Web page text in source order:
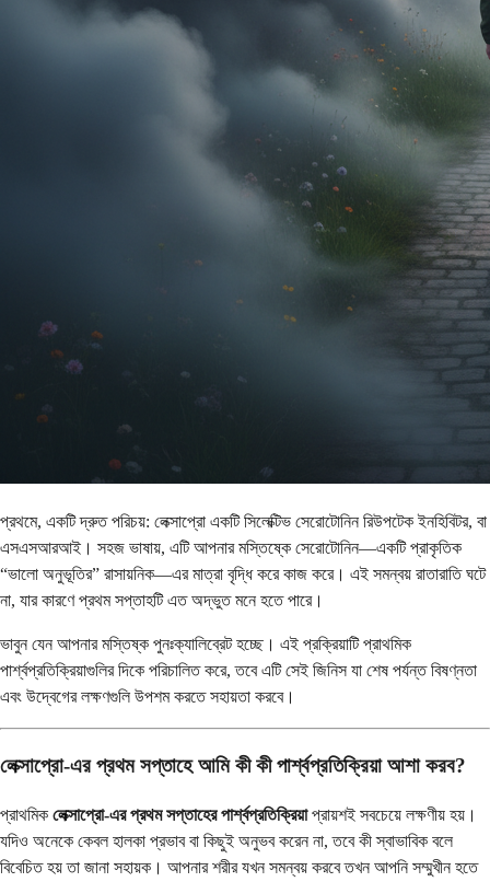
প্রথমে, একটি দ্রুত পরিচয়: লেক্সাপ্রো একটি সিলেক্টিভ সেরোটোনিন রিউপটেক ইনহিবিটর, বা
এসএসআরআই। সহজ ভাষায়, এটি আপনার মস্তিষ্কে সেরোটোনিন—একটি প্রাকৃতিক
“ভালো অনুভূতির” রাসায়নিক—এর মাত্রা বৃদ্ধি করে কাজ করে। এই সমন্বয় রাতারাতি ঘটে
না, যার কারণে প্রথম সপ্তাহটি এত অদ্ভুত মনে হতে পারে।
ভাবুন যেন আপনার মস্তিষ্ক পুনঃক্যালিব্রেট হচ্ছে। এই প্রক্রিয়াটি প্রাথমিক
পার্শ্বপ্রতিক্রিয়াগুলির দিকে পরিচালিত করে, তবে এটি সেই জিনিস যা শেষ পর্যন্ত বিষণ্নতা
এবং উদ্বেগের লক্ষণগুলি উপশম করতে সহায়তা করবে।
লেক্সাপ্রো-এর প্রথম সপ্তাহে আমি কী কী পার্শ্বপ্রতিক্রিয়া আশা করব?
প্রাথমিক লেক্সাপ্রো-এর প্রথম সপ্তাহের পার্শ্বপ্রতিক্রিয়াপ্রায়শই সবচেয়ে লক্ষণীয় হয়।
যদিও অনেকে কেবল হালকা প্রভাব বা কিছুই অনুভব করেন না, তবে কী স্বাভাবিক বলে
বিবেচিত হয় তা জানা সহায়ক। আপনার শরীর যখন সমন্বয় করবে তখন আপনি সম্মুখীন হতে